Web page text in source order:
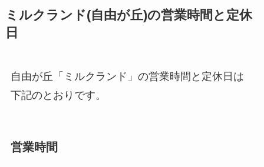
ミルクランド(自由が丘)の営業時間と定休
日
自由が丘「ミルクランド」の営業時間と定休日は
下記のとおりです。
営業時間